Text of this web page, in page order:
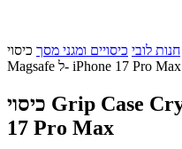
חנות לובי כיסויים ומגני מסך כיסוי Grip Case Crystal
Magsafe ל- iPhone 17 Pro Max
כיסוי Grip Case Crystal Magsafe ל- iPhone
17 Pro Max